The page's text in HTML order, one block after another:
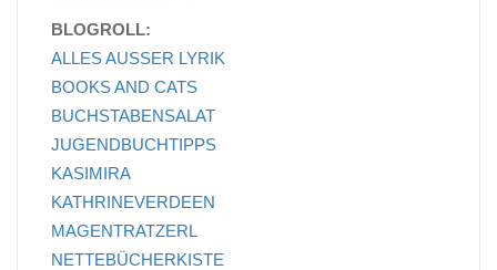
BLOGROLL:
ALLES AUSSER LYRIK
BOOKS AND CATS
BUCHSTABENSALAT
JUGENDBUCHTIPPS
KASIMIRA
KATHRINEVERDEEN
MAGENTRATZERL
NETTEBÜCHERKISTE